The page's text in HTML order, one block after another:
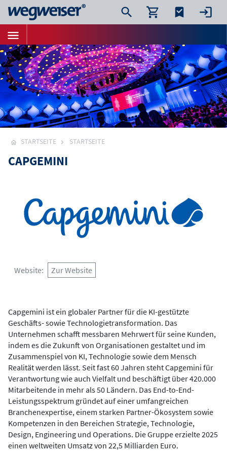
STARTSEITE STARTSEITE
CAPGEMINI
Website Zur Website
Capgemini ist ein globaler Partner für die KI-gestützte
Geschäfts- sowie Technologietransformation. Das
Unternehmen schafft messbaren Mehrwert für seine Kunden,
indem es die Zukunft von Organisationen gestaltet und im
Zusammenspiel von KI, Technologie sowie dem Mensch
Realität werden lässt. Seit fast 60 Jahren steht Capgemini für
Verantwortung wie auch Vielfalt und beschäftigt über 420.000
Mitarbeitende in mehr als 50 Ländern. Das End-to-End-
Leistungsspektrum gründet auf einer umfangreichen
Branchenexpertise, einem starken Partner-Ökosystem sowie
Kompetenzen in den Bereichen Strategie, Technologie,
Design, Engineering und Operations. Die Gruppe erzielte 2025
einen weltweiten Umsatz von 22,5 Milliarden Euro.